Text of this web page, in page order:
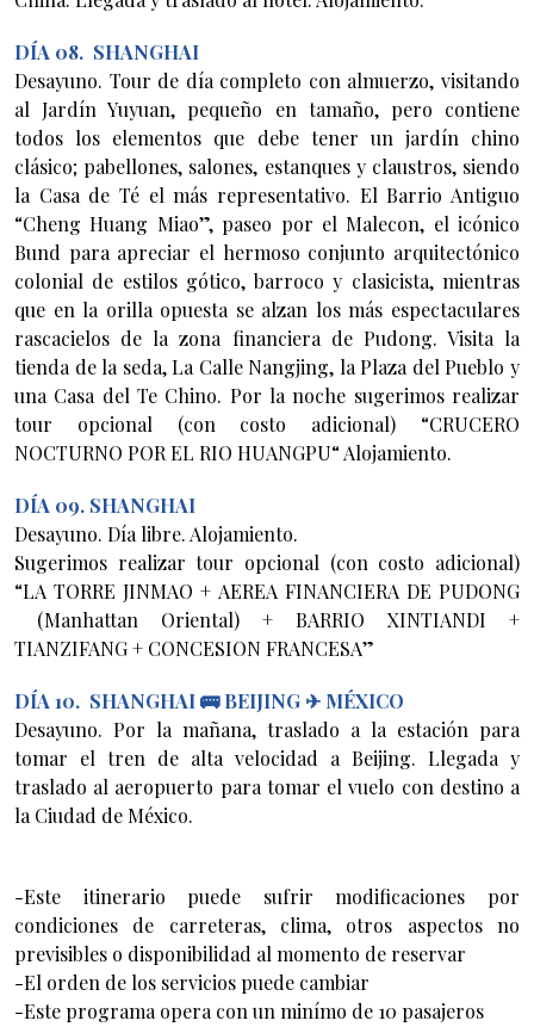
DÍA 08. SHANGHAI
Desayuno. Tour de día completo con almuerzo, visitando
al Jardín Yuyuan, pequeño en tamaño, pero contiene
todos los elementos que debe tener un jardín chino
clásico; pabellones, salones, estanques y claustros, siendo
la Casa de Té el más representativo. El Barrio Antiguo
“Cheng Huang Miao”, paseo por el Malecon, el icónico
Bund para apreciar el hermoso conjunto arquitectónico
colonial de estilos gótico, barroco y clasicista, mientras
que en la orilla opuesta se alzan los más espectaculares
rascacielos de la zona financiera de Pudong. Visita la
tienda de la seda, La Calle Nangjing, la Plaza del Pueblo y
una Casa del Te Chino. Por la noche sugerimos realizar
tour opcional (con costo adicional) “CRUCERO
NOCTURNO POR EL RIO HUANGPU“ Alojamiento.
DÍA 09. SHANGHAI
Desayuno. Día libre. Alojamiento.
Sugerimos realizar tour opcional (con costo adicional)
“LA TORRE JINMAO + AEREA FINANCIERA DE PUDONG
(Manhattan Oriental) + BARRIO XINTIANDI +
TIANZIFANG + CONCESION FRANCESA”
DÍA 10. SHANGHAI 🚌 BEIJING ✈ MÉXICO
Desayuno. Por la mañana, traslado a la estación para
tomar el tren de alta velocidad a Beijing. Llegada y
traslado al aeropuerto para tomar el vuelo con destino a
la Ciudad de México.
-Este itinerario puede sufrir modificaciones por
condiciones de carreteras, clima, otros aspectos no
previsibles o disponibilidad al momento de reservar
-El orden de los servicios puede cambiar
-Este programa opera con un minímo de 10 pasajeros